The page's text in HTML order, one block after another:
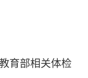
育部相关体检